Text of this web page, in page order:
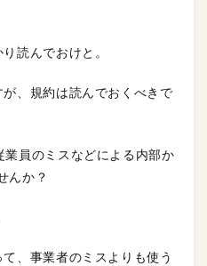
読んでおけと。
、規約は読んでおくべきで
員のミスなどによる内部か
んか？
、事業者のミスよりも使う